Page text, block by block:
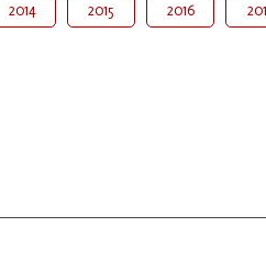
2014 2015 2016